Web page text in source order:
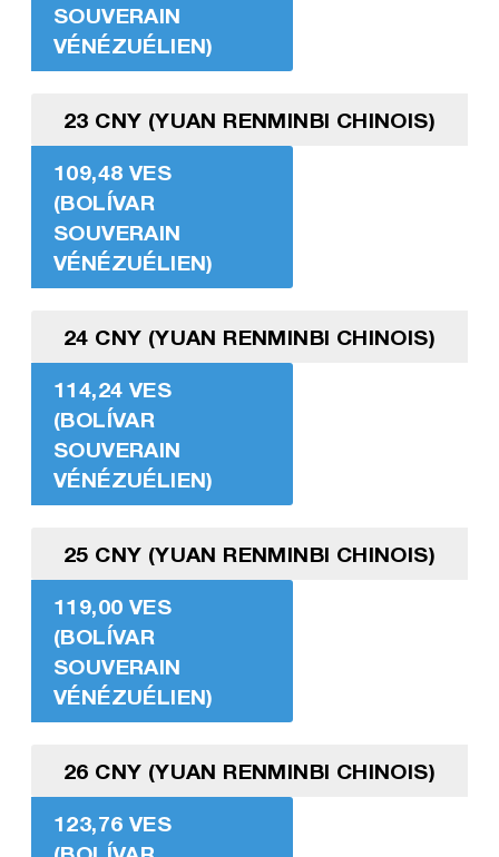
SOUVERAIN
VÉNÉZUÉLIEN)
23 CNY (YUAN RENMINBI CHINOIS)
109,48 VES
(BOLÍVAR
SOUVERAIN
VÉNÉZUÉLIEN)
24 CNY (YUAN RENMINBI CHINOIS)
114,24 VES
(BOLÍVAR
SOUVERAIN
VÉNÉZUÉLIEN)
25 CNY (YUAN RENMINBI CHINOIS)
119,00 VES
(BOLÍVAR
SOUVERAIN
VÉNÉZUÉLIEN)
26 CNY (YUAN RENMINBI CHINOIS)
123,76 VES